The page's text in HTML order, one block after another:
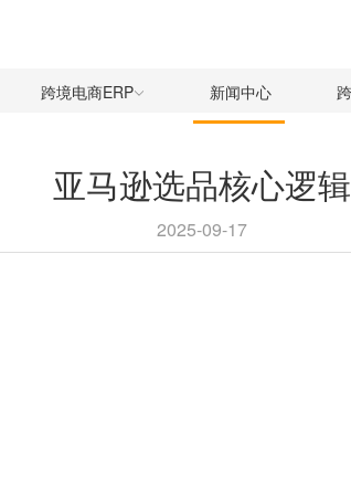
跨境电商ERP 新闻中心
亚马逊选品核心逻辑
2025-09-17